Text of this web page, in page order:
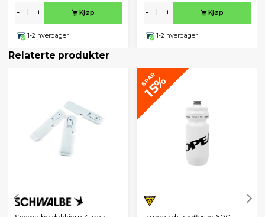
- + Kjøp
1-2 hverdager
- + Kjøp
1-2 hverdager
Relaterte produkter
SPAR
15%